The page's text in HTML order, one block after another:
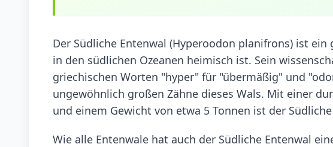
Der Südliche Entenwal (Hyperoodon planifrons) ist
in den südlichen Ozeanen heimisch ist. Sein
griechischen Worten "hyper" für "übermäßig" und
ungewöhnlich großen Zähne dieses Wals. Mit einer
und einem Gewicht von etwa 5 Tonnen ist der
Wie alle Entenwale hat auch der Südliche Entenwal